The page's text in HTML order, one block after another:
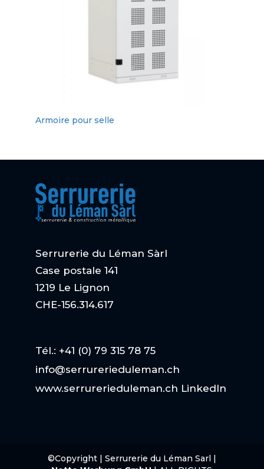
Armoire pour selle
Serrurerie du Léman Sàrl
Case postale 141
1219 Le Lignon
CHE-156.314.617
Tél.: +41 (0) 79 315 78 75
info@serrurerieduleman.ch
www.serrurerieduleman.ch LinkedIn
©Copyright | Serrurerie du Léman Sarl |